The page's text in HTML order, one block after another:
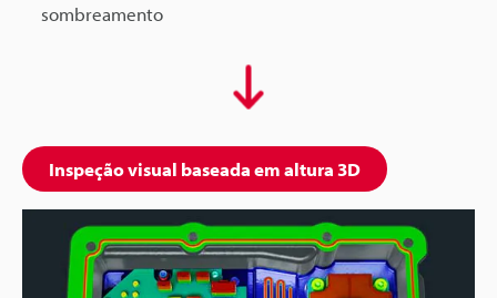
sombreamento
Inspeção visual baseada em altura 3D